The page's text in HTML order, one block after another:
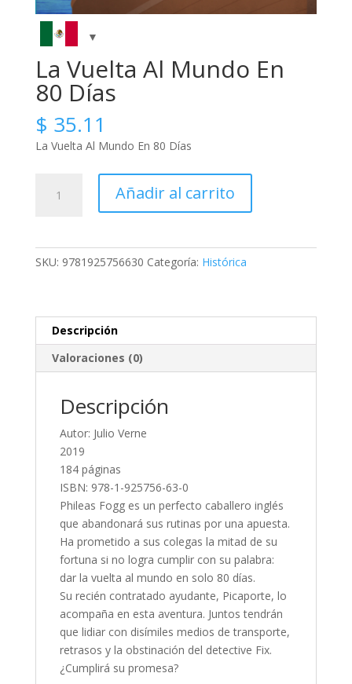
La Vuelta Al Mundo En
80 Días
$ 35.11
La Vuelta Al Mundo En 80 Días
Vuelta
Añadir al carrito
SKU: 9781925756630 Categoría: Histórica
Descripción
Valoraciones (0)
Descripción
Autor: Julio Verne
2019
184 páginas
ISBN: 978-1-925756-63-0
Phileas Fogg es un perfecto caballero inglés
que abandonará sus rutinas por una apuesta.
Ha prometido a sus colegas la mitad de su
fortuna si no logra cumplir con su palabra:
dar la vuelta al mundo en solo 80 días.
Su recién contratado ayudante, Picaporte, lo
acompaña en esta aventura. Juntos tendrán
que lidiar con disímiles medios de transporte,
retrasos y la obstinación del detective Fix.
¿Cumplirá su promesa?